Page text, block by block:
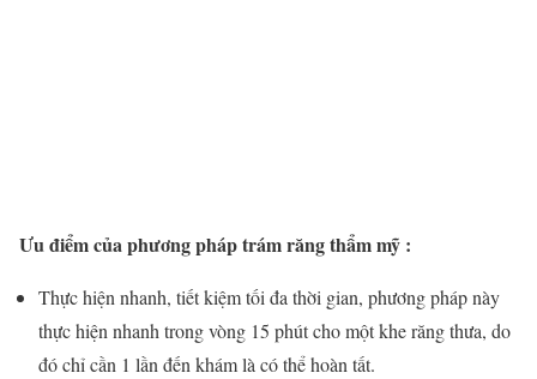
Ưu điểm của phương pháp trám răng thẩm mỹ :
Thực hiện nhanh, tiết kiệm tối đa thời gian, phương pháp này
thực hiện nhanh trong vòng 15 phút cho một khe răng thưa, do
đó chỉ cần 1 lần đến khám là có thể hoàn tất.